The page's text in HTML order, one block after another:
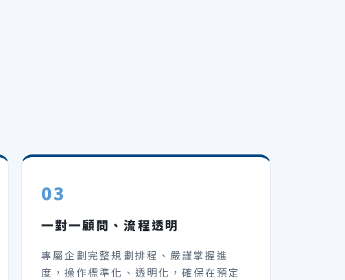
03
一對一顧問、流程透明
專屬企劃完整規劃排程、嚴謹掌握進
度，操作標準化、透明化，確保在預定